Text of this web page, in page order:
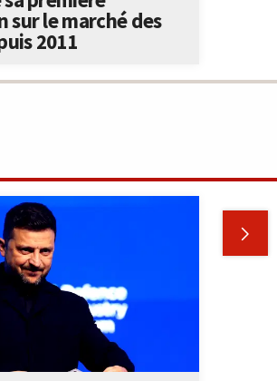
le marché des
2011
